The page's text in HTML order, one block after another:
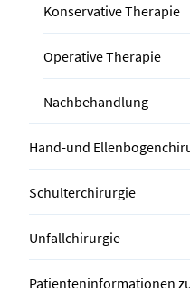
Konservative Therapie
Operative Therapie
Nachbehandlung
Hand-und
Schulterchirurgie
Unfallchirurgie
Patienteninformationen